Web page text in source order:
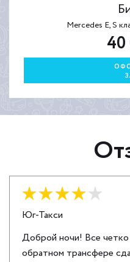
Mercedes E, S
40
Юг-Такси
Оценка: 4
Доброй ночи! Все четко
обратном трансфере